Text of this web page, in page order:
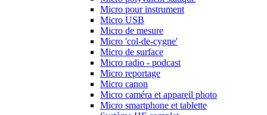
Micro pour instrument
Micro USB
Micro de mesure
Micro 'col-de-cygne'
Micro de surface
Micro radio - podcast
Micro reportage
Micro canon
Micro caméra et appareil photo
Micro smartphone et tablette